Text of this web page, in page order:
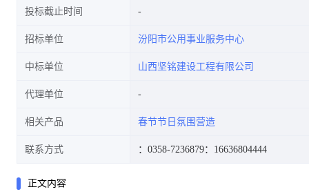
投标截止时间
招标单位 汾阳市公用事业服务中心
中标单位 山西坚铭建设工程有限公司
代理单位
相关产品 春节节日氛围营造
联系方式 ：0358-7236879：16636804444
正文内容